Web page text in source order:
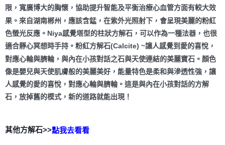
限，寬廣博大的胸懷，協助提升智能及平衡治療心血管方面有較大效
果。來自湖南郴州，應該含錳，在紫外光照射下，會呈現美麗的粉紅
色螢光反應。Niya感覺塔型的柱狀方解石，可以作為一種法器，也很
適合靜心冥想時手持。粉紅方解石(Calcite) ~讓人感覺到愛的喜悅，
對應心輪與臍輪，與內在小孩對話之石與天使連結的美麗寶石。顏色
像是嬰兒與天使肌膚般的美麗美好，能量特色是柔和與滲透性強，讓
人感覺的愛的喜悅，對應心輪與臍輪。這是與內在小孩對話的方解
石，放掉舊的模式，新的道路就能出現！
其他方解石>>點我去看看